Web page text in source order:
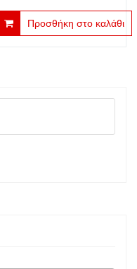
price
was:
τρέχουσα
τιμή
Προσθήκη στο καλάθι